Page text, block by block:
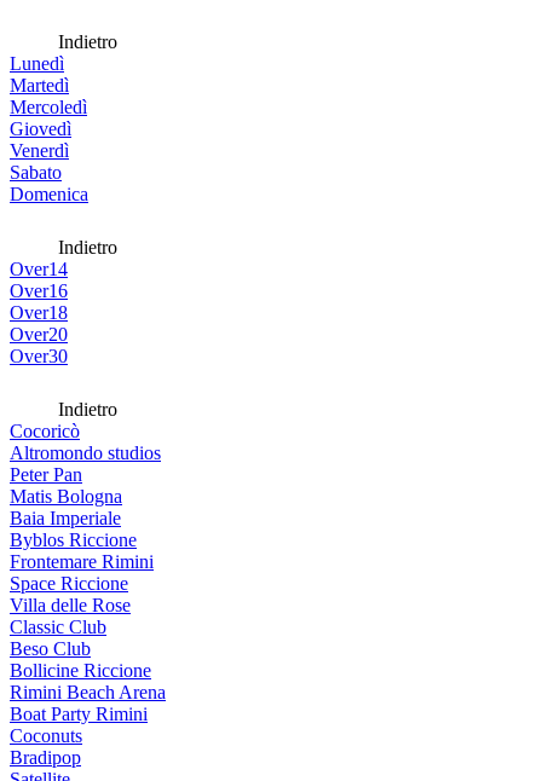
Indietro
Lunedì
Martedì
Mercoledì
Giovedì
Venerdì
Sabato
Domenica
Indietro
Over14
Over16
Over18
Over20
Over30
Indietro
Cocoricò
Altromondo studios
Peter Pan
Matis Bologna
Baia Imperiale
Byblos Riccione
Frontemare Rimini
Space Riccione
Villa delle Rose
Classic Club
Beso Club
Bollicine Riccione
Rimini Beach Arena
Boat Party Rimini
Coconuts
Bradipop